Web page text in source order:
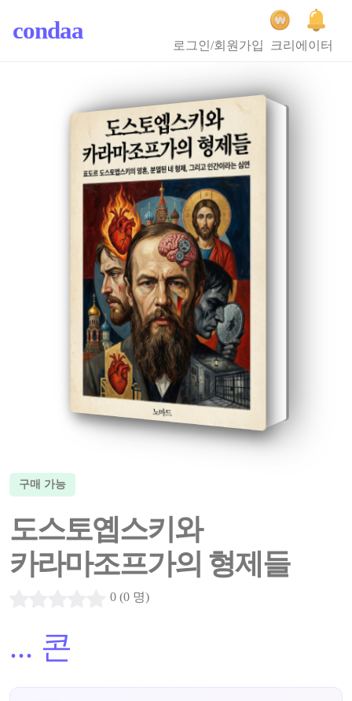
condaa
로그인/회원가입 크리에이터
구매 가능
도스토옙스키와
카라마조프가의 형제들
0 (0 명)
... 콘